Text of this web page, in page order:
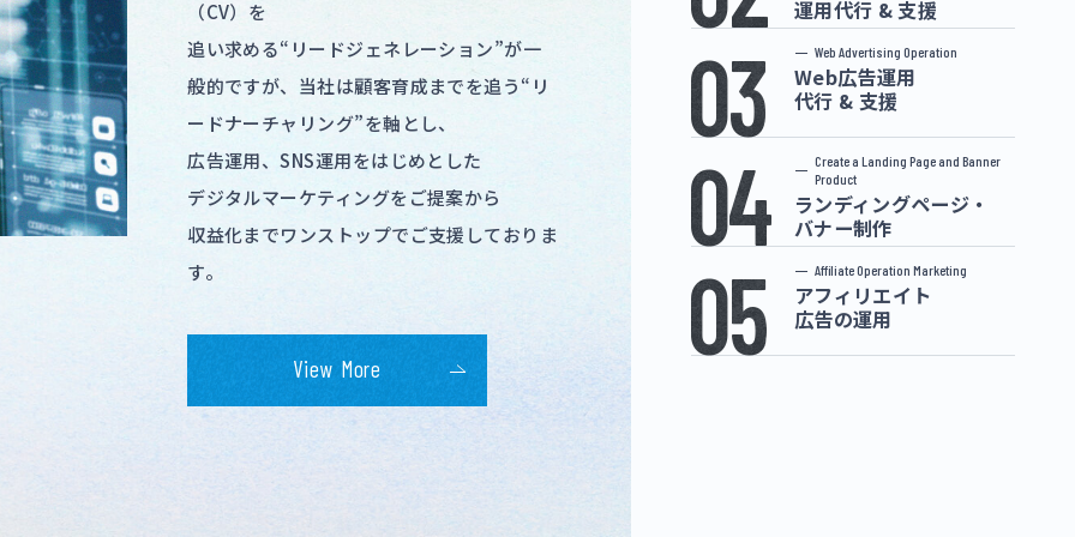
運用代行 & 支援
03 Web Advertising Operation
Web広告運用
代行 & 支援
04
Create a Landing Page and Banner
Product
ランディングページ・
バナー制作
05 Affiliate Operation Marketing
アフィリエイト
広告の運用
リードジェネレーションから
リードナーチャリングまでを一気通貫して扱
う
マーケティング支援会社です。
それぞれのツールの特性を熟知したアナリス
トが
貴社に最適なツールの導入をご支援いたしま
また、MAの運用代行をおこないながら、貴
社と並走しながら、LTVの最大化を行って参